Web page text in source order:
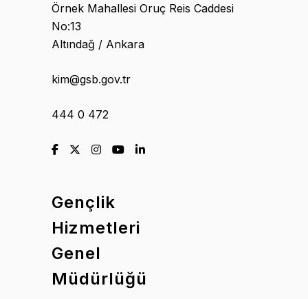
Örnek Mahallesi Oruç Reis Caddesi
No:13
Altındağ / Ankara
kim@gsb.gov.tr
444 0 472
Gençlik
Hizmetleri
Genel
Müdürlüğü